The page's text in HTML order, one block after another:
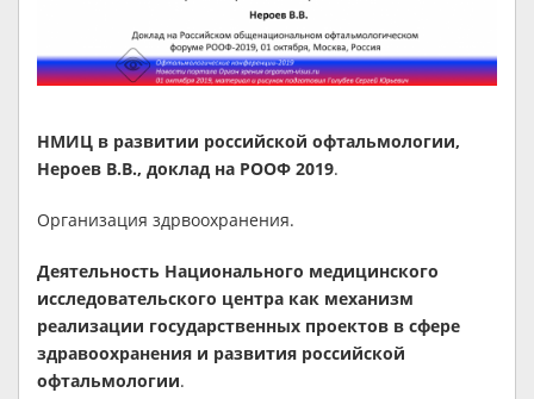
НМИЦ в развитии российской офтальмологии,
Нероев В.В., доклад на РООФ 2019.
Организация здрвоохранения.
Деятельность Национального медицинского
исследовательского центра как механизм
реализации государственных проектов в сфере
здравоохранения и развития российской
офтальмологии.